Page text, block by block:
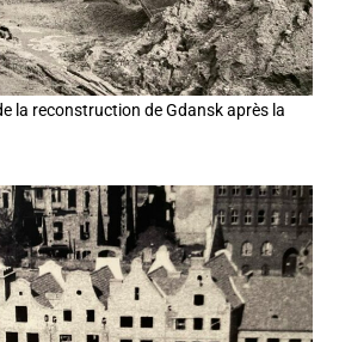
la reconstruction de Gdansk après la